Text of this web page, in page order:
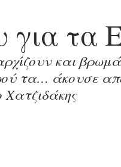
Αντί-Νέα Τάξη
για τα
και
τα… άκουσε
Χατζιδάκης